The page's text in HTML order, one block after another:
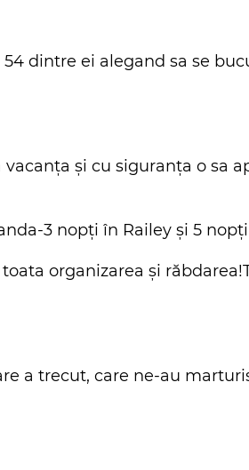
dintre ei alegand sa se
și cu siguranța o sa
3 nopți în Railey și 5
organizarea și
a trecut, care ne-au